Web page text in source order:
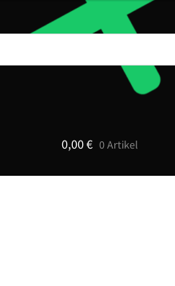
0,00€ 0 Artikel